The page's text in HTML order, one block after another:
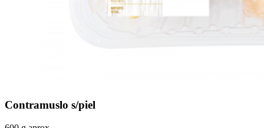
Contramuslo s/piel